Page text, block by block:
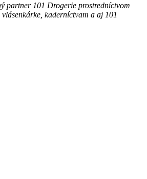
partner 101 Drogerie prostredníctvom
kaderníctvam a aj 101